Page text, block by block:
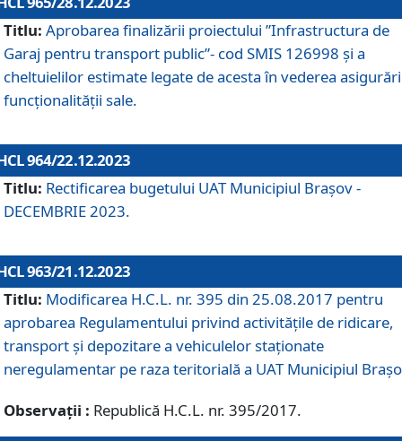
Titlu: Aprobarea finalizării proiectului ”Infrastructura de
Garaj pentru transport public”- cod SMIS 126998 și a
cheltuielilor estimate legate de acesta în vederea
funcționalității sale.
964/22.12.2023
Titlu: Rectificarea bugetului UAT Municipiul Braşov -
DECEMBRIE 2023.
963/21.12.2023
Titlu: Modificarea H.C.L. nr. 395 din 25.08.2017 pentru
aprobarea Regulamentului privind activitățile de ridicare,
transport şi depozitare a vehiculelor staționate
neregulamentar pe raza teritorială a UAT Municipiul
Observații : Republică H.C.L. nr. 395/2017.